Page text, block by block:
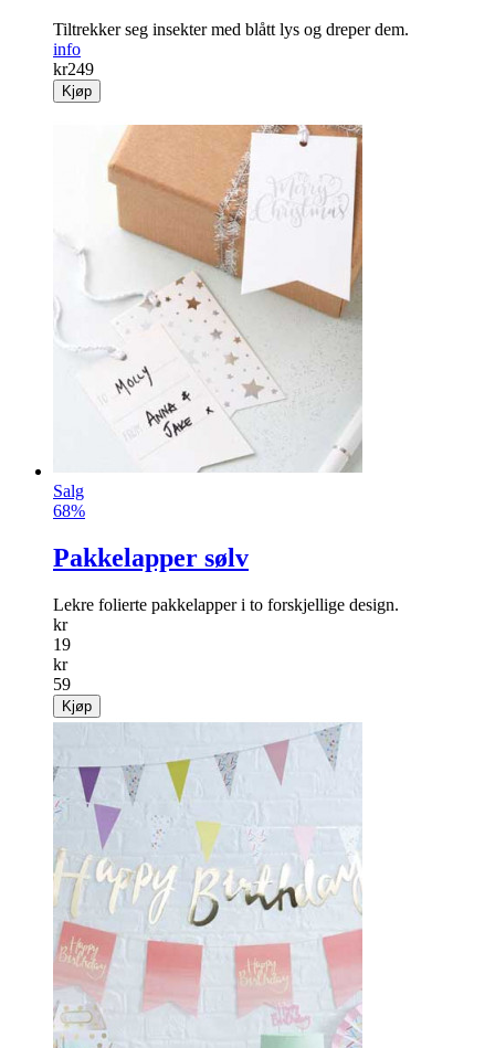
Tiltrekker seg insekter med blått lys og dreper dem.
info
kr249
Kjøp
Salg
68%
Pakkelapper sølv
Lekre folierte pakkelapper i to forskjellige design.
kr
19
kr
59
Kjøp